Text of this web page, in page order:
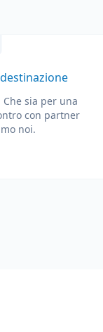
sia per una
con partner
noi.